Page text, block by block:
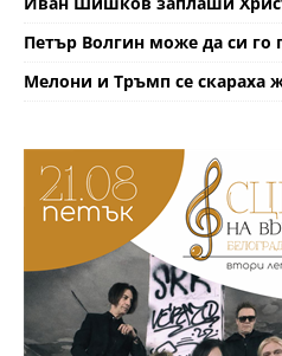
Петър Волгин може да си го
Мелони и Тръмп се скараха